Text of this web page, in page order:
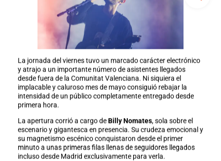
La jornada del viernes tuvo un marcado carácter electrónico
y atrajo a un importante número de asistentes llegados
desde fuera de la Comunitat Valenciana. Ni siquiera el
implacable y caluroso mes de mayo consiguió rebajar la
intensidad de un público completamente entregado desde
primera hora.
La apertura corrió a cargo deBilly Nomates, sola sobre el
escenario y gigantesca en presencia. Su crudeza emocional y
su magnetismo escénico conquistaron desde el primer
minuto a unas primeras filas llenas de seguidores llegados
incluso desde Madrid exclusivamente para verla.